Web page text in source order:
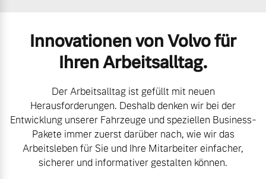
Volvo Selekt
Die Neuwagenalternative
Mehr erfahren
Editionsmodelle
Frühjahrscheck
saisonalen Angebote.
Mehr erfahren
Innovationen von Volvo für
Ihren Arbeitsalltag.
Der Arbeitsalltag ist gefüllt mit neuen
Herausforderungen. Deshalb denken wir bei der
Entwicklung unserer Fahrzeuge und speziellen Business-
Pakete immer zuerst darüber nach, wie wir das
Arbeitsleben für Sie und Ihre Mitarbeiter einfacher,
sicherer und informativer gestalten können.